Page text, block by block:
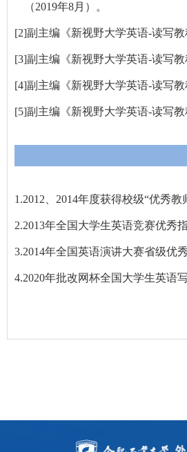
（2019年8月）。
[2]副主编《新视野大学英语-读写
[3]副主编《新视野大学英语-读写
[4]副主编《新视野大学英语-读写
[5]副主编《新视野大学英语-读写
1.2012、 2014年度获得校级“优秀教
2.2013年全国大学生英语竞赛优秀
3.2014年全国英语演讲大赛省级优
4.2020年批改网杯全国大学生英语